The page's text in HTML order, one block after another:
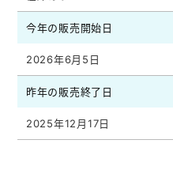
今年の販売開始日
2026年6月5日
昨年の販売終了日
2025年12月17日